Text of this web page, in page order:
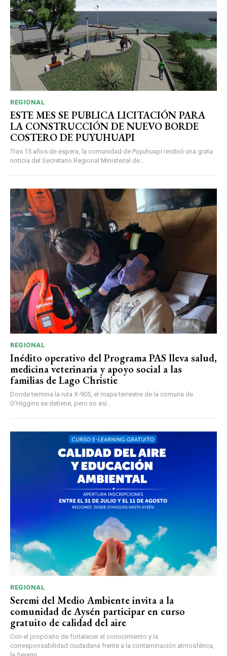
REGIONAL
ESTE MES SE PUBLICA LICITACIÓN PARA
LA CONSTRUCCIÓN DE NUEVO BORDE
COSTERO DE PUYUHUAPI
Tras 15 años de espera, la comunidad de Puyuhuapi recibió una grata
noticia del Secretario Regional Ministerial de...
REGIONAL
Inédito operativo del Programa PAS lleva salud,
medicina veterinaria y apoyo social a las
familias de Lago Christie
Donde termina la ruta X-905, el mapa terrestre de la comuna de
O’Higgins se detiene, pero no así...
REGIONAL
Seremi del Medio Ambiente invita a la
comunidad de Aysén participar en curso
gratuito de calidad del aire
Con el propósito de fortalecer el conocimiento y la
corresponsabilidad ciudadana frente a la contaminación atmosférica,